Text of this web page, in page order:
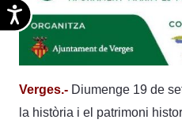
Accesibilidad
Verges.- Diumenge 19 de
la història i el patrimoni